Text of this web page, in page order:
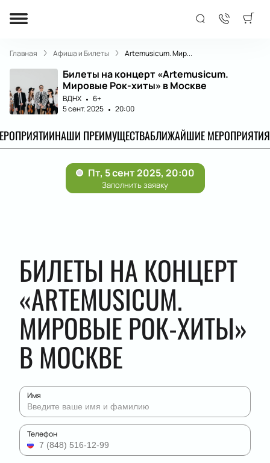
Главная Афиша и Билеты Artemusicum. Мир...
Билеты на концерт «Artemusicum.
Мировые Рок-хиты» в Москве
ВДНХ
6+
5 сент. 2025
20:00
НАШИ ПРЕИМУЩЕСТВАБЛИЖАЙШИЕ МЕРОПРИЯТИЯ
БИЛЕТЫ НА КОНЦЕРТ
«ARTEMUSICUM.
МИРОВЫЕ РОК-ХИТЫ»
В МОСКВЕ
Имя
Телефон